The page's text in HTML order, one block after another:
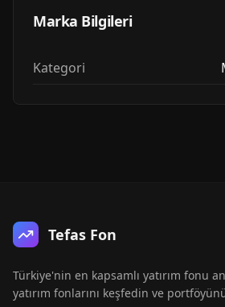
Marka Bilgileri
Kategori
Tefas Fon
Türkiye'nin en kapsamlı yatırım fonu
yatırım fonlarını keşfedin ve